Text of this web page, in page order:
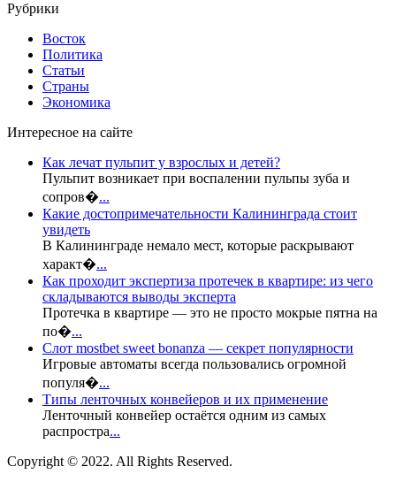
Рубрики
Восток
Политика
Статьи
Страны
Экономика
Интересное на сайте
Как лечат пульпит у взрослых и детей?
Пульпит возникает при воспалении пульпы зуба и
сопров�...
Какие достопримечательности Калининграда стоит
увидеть
В Калининграде немало мест, которые раскрывают
характ�...
Как проходит экспертиза протечек в квартире: из чего
складываются выводы эксперта
Протечка в квартире — это не просто мокрые пятна на
по�...
Слот mostbet sweet bonanza — секрет популярности
Игровые автоматы всегда пользовались огромной
популя�...
Типы ленточных конвейеров и их применение
Ленточный конвейер остаётся одним из самых
распростра...
Copyright © 2022. All Rights Reserved.